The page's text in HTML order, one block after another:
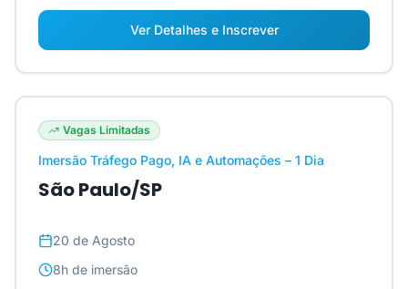
Ver Detalhes e Inscrever
Vagas Limitadas
Imersão Tráfego Pago, IA e Automações – 1 Dia
São Paulo/SP
20 de Agosto
8h de imersão